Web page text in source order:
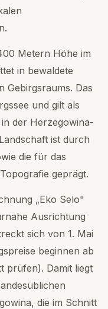
Metern Höhe im
in bewaldete
Gebirgsraums. Das
und gilt als
der Herzegowina-
ist durch
die für das
geprägt.
„Eko Selo"
Ausrichtung
sich von 1. Mai
beginnen ab
prüfen). Damit liegt
die im Schnitt